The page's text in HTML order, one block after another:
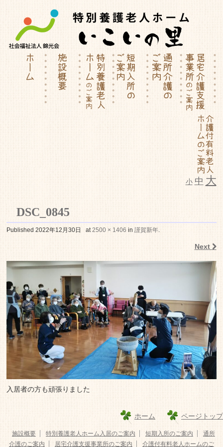
小 中 大
特別養護老人ホーム | 介護付有料
老人ホーム いこいの里
DSC_0845
Published2022年12月30日 at2500 × 1406 in謹賀新年.
Next
入居者の方も頑張りました
ホーム ページトップ
施設概要 特別養護老人ホーム入居のご案内 短期入所のご案内
通所
介護のご案内
居宅介護支援事業所のご案内 介護付有料老人ホームのご